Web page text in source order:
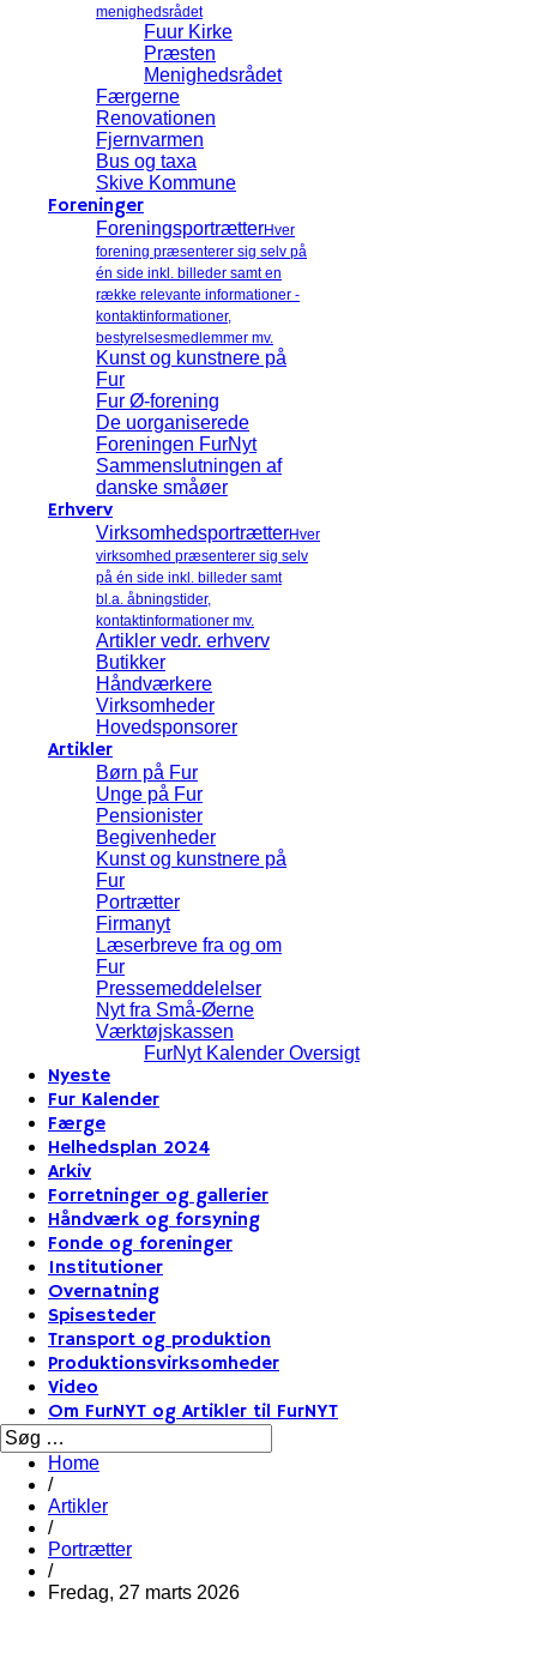
menighedsrådet
Fuur Kirke
Præsten
Menighedsrådet
Færgerne
Renovationen
Fjernvarmen
Bus og taxa
Skive Kommune
Foreninger
ForeningsportrætterHver
forening præsenterer sig selv på
én side inkl. billeder samt en
række relevante informationer -
kontaktinformationer,
bestyrelsesmedlemmer mv.
Kunst og kunstnere på
Fur
Fur Ø-forening
De uorganiserede
Foreningen FurNyt
Sammenslutningen af
danske småøer
Erhverv
VirksomhedsportrætterHver
virksomhed præsenterer sig selv
på én side inkl. billeder samt
bl.a. åbningstider,
kontaktinformationer mv.
Artikler vedr. erhverv
Butikker
Håndværkere
Virksomheder
Hovedsponsorer
Artikler
Børn på Fur
Unge på Fur
Pensionister
Begivenheder
Kunst og kunstnere på
Fur
Portrætter
Firmanyt
Læserbreve fra og om
Fur
Pressemeddelelser
Nyt fra Små-Øerne
Værktøjskassen
FurNyt Kalender Oversigt
Nyeste
Fur Kalender
Færge
Helhedsplan 2024
Arkiv
Forretninger og gallerier
Håndværk og forsyning
Fonde og foreninger
Institutioner
Overnatning
Spisesteder
Transport og produktion
Produktionsvirksomheder
Video
Om FurNYT og Artikler til FurNYT
Home
/
Artikler
/
Portrætter
/
Fredag, 27 marts 2026